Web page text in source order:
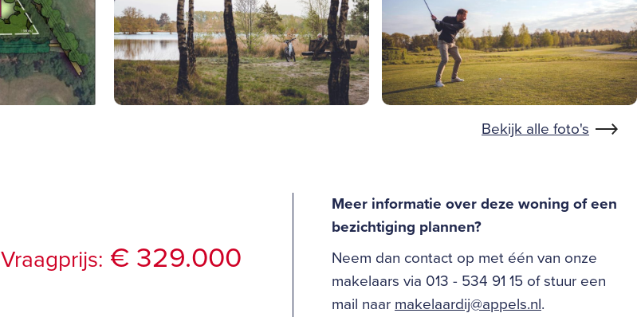
Bekijk alle foto's
Vraagprijs: € 329.000
Meer informatie over deze woning of een
bezichtiging plannen?
Neem dan contact op met één van onze
makelaars via 013 - 534 91 15 of stuur een
mail naar makelaardij@appels.nl.